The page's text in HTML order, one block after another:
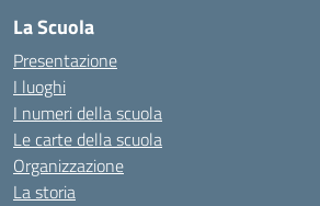
La Scuola
Presentazione
I luoghi
I numeri della scuola
Le carte della scuola
Organizzazione
La storia